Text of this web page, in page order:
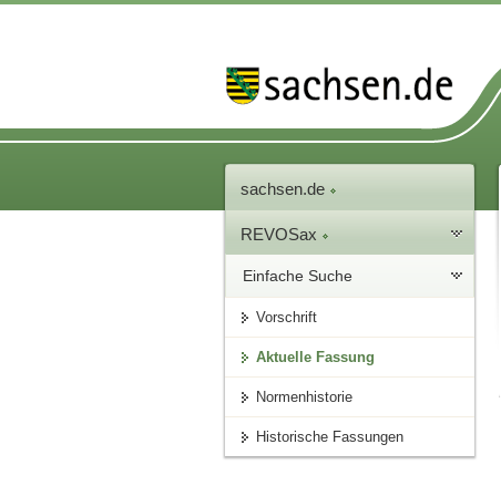
sachsen.de
REVOSax
Einfache Suche
Vorschrift
Aktuelle Fassung
Normenhistorie
Historische Fassungen